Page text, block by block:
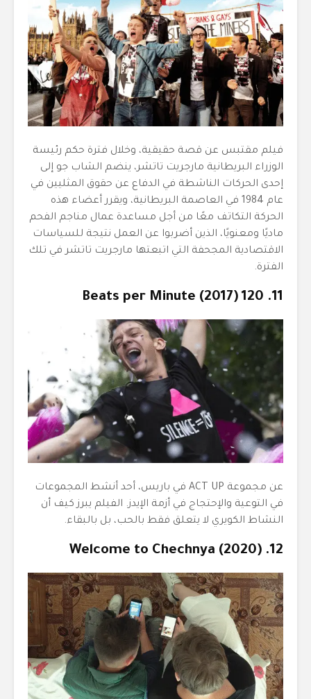
فيلم مقتبس عن قصة حقيقية، وخلال فترة حكم رئيسة
الوزراء البريطانية مارجريت تاتشر، ينضم الشاب جو إلى
إحدى الحركات الناشطة في الدفاع عن حقوق المثليين في
عام 1984 في العاصمة البريطانية، ويقرر أعضاء هذه
الحركة التكاتف معًا من أجل مساعدة عمال مناجم الفحم
ماديًا ومعنويًا، الذين أضربوا عن العمل نتيجة للسياسات
الاقتصادية المجحفة التي اتبعتها مارجريت تاتشر في تلك
الفترة.
11. 120 Beats per Minute (2017)
عن مجموعة ACT UP في باريس، أحد أنشط المجموعات
في التوعية والإحتجاج في أزمة الإيدز. الفيلم يبرز كيف أن
النشاط الكويري لا يتعلق فقط بالحب، بل بالبقاء.
12. Welcome to Chechnya (2020)